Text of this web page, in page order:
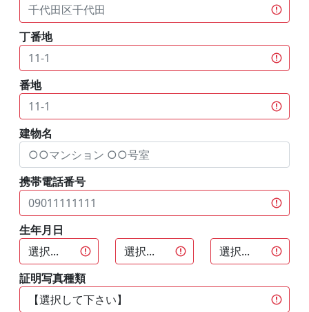
丁番地
番地
建物名
携帯電話番号
生年月日
証明写真種類